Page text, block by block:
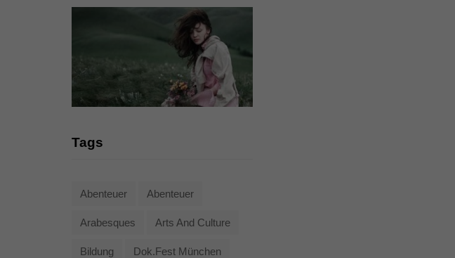
Tags
Abenteuer Abenteuer
Arabesques Arts And Culture
Bildung Dok.fest München